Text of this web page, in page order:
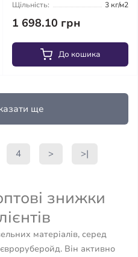
Щільність:
3 кг/м2
1 698.10 грн
До кошика
ще
4 > >|
знижки
матеріалів, серед
Він активно